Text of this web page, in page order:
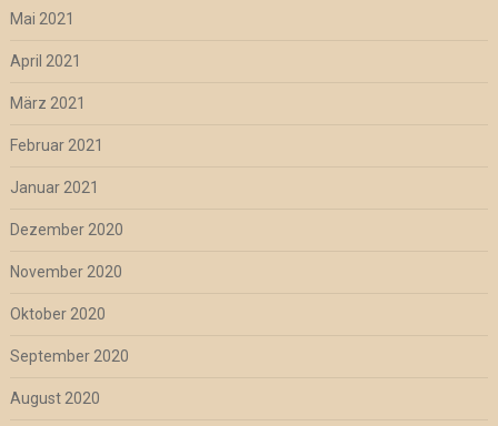
Mai 2021
April 2021
März 2021
Februar 2021
Januar 2021
Dezember 2020
November 2020
Oktober 2020
September 2020
August 2020